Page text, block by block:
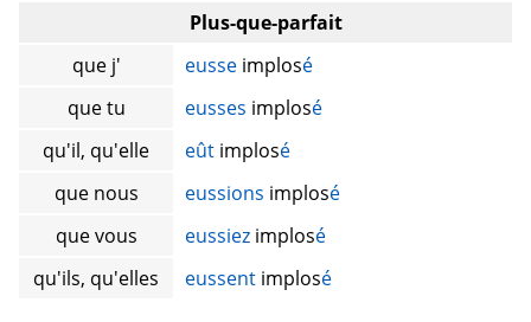
Plus-que-parfait
que j'
eusse implosé
que tu
eusses implosé
qu'il, qu'elle
eût implosé
que nous
eussions implosé
que vous
eussiez implosé
qu'ils, qu'elles
eussent implosé